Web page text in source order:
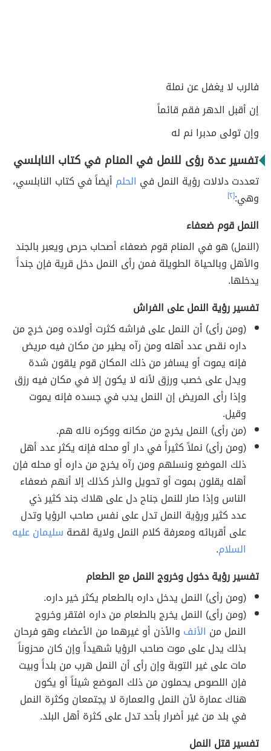
فالرب لا يغفل عن نملة
إن أقبل الدهر فقم قائماً
وإن تولى مدبرا نم له
تفسير عدة رؤى للنمل في المنام في كتاب النابلسي
تعددت دلالات رؤية النمل في الحلم أيضاً في كتاب النابلسي،
وهي:[٢]
النمل قوم ضعفاء
(النمل) هو في المنام قوم ضعفاء أصحاب حرص ويعبر بالجند
والأهل وبالحياة الطويلة فمن رأى النمل دخل قرية فإن جنداً
يدخلها.
تفسير رؤية النمل على الفراش
(ومن رأى) أن النمل على فراشه كثرت أولاده ومن خرج من
داره نقص عدد أهله ومن رآه يطير من مكان فيه مريض
فإنه يموت أو يسافر من ذلك المكان قوم يلقون شدة
ويدل على خصب ورزق لأنه لا يكون إلا في مكان فيه رزق
وإذا رأى المريض إن النمل يدب في جسده فإنه يموت
وقيل.
(من رأى) النمل يخرج من مكانه ووكره ناله هم.
(ومن رأى) نملاً كثيراً في دار أو محله فإنه يكثر عدد أهل
ذلك الموضع ونسلهم ومن رآه يخرج من داره أو محله فإن
أهله يقلون بموت أو تحويل والذر كذلك إلا أنهم ضعفاء
الناس وإذا صار للنمل جناح دل على هلاك جند كثير ذي
عدد كثير ورؤية النمل تدل على نفس صاحب الرؤيا وتدل
على أقربائه ومعرفة كلام النمل ولاية لقصة سليمان عليه
السلام.
تفسير رؤية دخول وخروج النمل مع الطعام
(ومن رأى) النمل يدخل داره بالطعام يكثر خير داره.
(ومن رأى) النمل يخرج بالطعام من داره افتقر وخروج
النمل من الأنف والأذن أو غيرهما من الأعضاء وهو فرحان
بذلك يدل على موت صاحب الرؤيا شهيداً وإن كان محزوناً
مات على غير التوبة وإن رأى أن النمل هرب من بلداً وبيت
فإن اللصوص يحملون من ذلك الموضع شيئاً أو يكون
هناك عمارة لأن النمل والعمارة لا يجتمعان وكثرة النمل
في بلد من غير أضرار بأحد تدل على كثرة أهل البلد.
تفسير قتل النمل